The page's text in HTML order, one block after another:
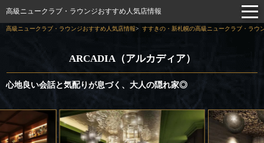
高級ニュークラブ・ラウンジおすすめ人気店情報
高級ニュークラブ・ラウンジおすすめ人気店情報 すすきの・新札幌の高級ニュークラブ・ラウ
ARCADIA（アルカディア）
心地良い会話と気配りが息づく、大人の隠れ家◎